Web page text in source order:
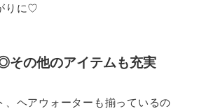
りに♡
その他のアイテムも充実
、ヘアウォーターも揃っているの